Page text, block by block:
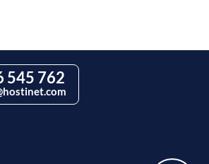
545 762